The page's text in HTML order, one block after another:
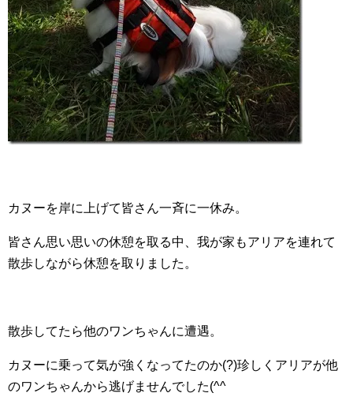
カヌーを岸に上げて皆さん一斉に一休み。
皆さん思い思いの休憩を取る中、我が家もアリアを連れて
散歩しながら休憩を取りました。
散歩してたら他のワンちゃんに遭遇。
カヌーに乗って気が強くなってたのか(?)珍しくアリアが他
のワンちゃんから逃げませんでした(^^ゞ